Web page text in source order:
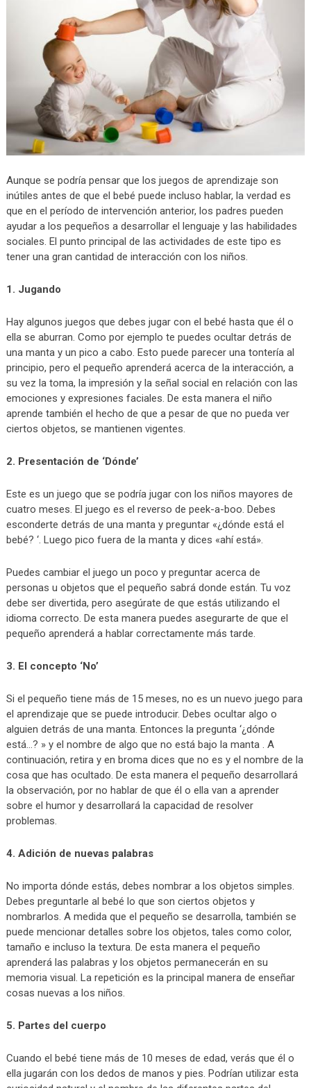
Aunque se podría pensar que los juegos de aprendizaje son
inútiles antes de que el bebé puede incluso hablar, la verdad es
que en el período de intervención anterior, los padres pueden
ayudar a los pequeños a desarrollar el lenguaje y las habilidades
sociales. El punto principal de las actividades de este tipo es
tener una gran cantidad de interacción con los niños.
1. Jugando
Hay algunos juegos que debes jugar con el bebé hasta que él o
ella se aburran. Como por ejemplo te puedes ocultar detrás de
una manta y un pico a cabo. Esto puede parecer una tontería al
principio, pero el pequeño aprenderá acerca de la interacción, a
su vez la toma, la impresión y la señal social en relación con las
emociones y expresiones faciales. De esta manera el niño
aprende también el hecho de que a pesar de que no pueda ver
ciertos objetos, se mantienen vigentes.
2. Presentación de ‘Dónde’
Este es un juego que se podría jugar con los niños mayores de
cuatro meses. El juego es el reverso de peek-a-boo. Debes
esconderte detrás de una manta y preguntar «¿dónde está el
bebé? ‘. Luego pico fuera de la manta y dices «ahí está».
Puedes cambiar el juego un poco y preguntar acerca de
personas u objetos que el pequeño sabrá donde están. Tu voz
debe ser divertida, pero asegúrate de que estás utilizando el
idioma correcto. De esta manera puedes asegurarte de que el
pequeño aprenderá a hablar correctamente más tarde.
3. El concepto ‘No’
Si el pequeño tiene más de 15 meses, no es un nuevo juego para
el aprendizaje que se puede introducir. Debes ocultar algo o
alguien detrás de una manta. Entonces la pregunta ‘¿dónde
está…? » y el nombre de algo que no está bajo la manta . A
continuación, retira y en broma dices que no es y el nombre de la
cosa que has ocultado. De esta manera el pequeño desarrollará
la observación, por no hablar de que él o ella van a aprender
sobre el humor y desarrollará la capacidad de resolver
problemas.
4. Adición de nuevas palabras
No importa dónde estás, debes nombrar a los objetos simples.
Debes preguntarle al bebé lo que son ciertos objetos y
nombrarlos. A medida que el pequeño se desarrolla, también se
puede mencionar detalles sobre los objetos, tales como color,
tamaño e incluso la textura. De esta manera el pequeño
aprenderá las palabras y los objetos permanecerán en su
memoria visual. La repetición es la principal manera de enseñar
cosas nuevas a los niños.
5. Partes del cuerpo
Cuando el bebé tiene más de 10 meses de edad, verás que él o
ella jugarán con los dedos de manos y pies. Podrían utilizar esta